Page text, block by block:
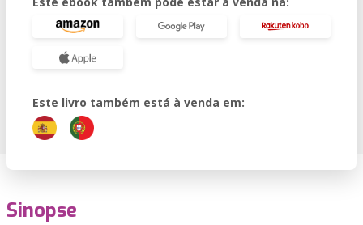
Este livro também está à venda em:
Sinopse